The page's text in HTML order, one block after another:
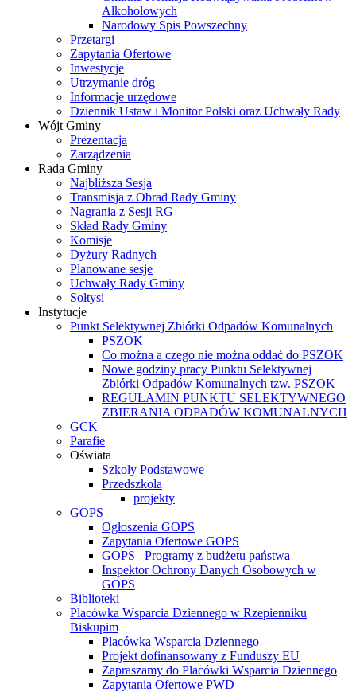
Alkoholowych
Narodowy Spis Powszechny
Przetargi
Zapytania Ofertowe
Inwestycje
Utrzymanie dróg
Informacje urzędowe
Dziennik Ustaw i Monitor Polski oraz Uchwały Rady
Wójt Gminy
Prezentacja
Zarządzenia
Rada Gminy
Najbliższa Sesja
Transmisja z Obrad Rady Gminy
Nagrania z Sesji RG
Skład Rady Gminy
Komisje
Dyżury Radnych
Planowane sesje
Uchwały Rady Gminy
Sołtysi
Instytucje
Punkt Selektywnej Zbiórki Odpadów Komunalnych
PSZOK
Co można a czego nie można oddać do PSZOK
Nowe godziny pracy Punktu Selektywnej
Zbiórki Odpadów Komunalnych tzw. PSZOK
REGULAMIN PUNKTU SELEKTYWNEGO
ZBIERANIA ODPADÓW KOMUNALNYCH
GCK
Parafie
Oświata
Szkoły Podstawowe
Przedszkola
projekty
GOPS
Ogłoszenia GOPS
Zapytania Ofertowe GOPS
GOPS_ Programy z budżetu państwa
Inspektor Ochrony Danych Osobowych w
GOPS
Biblioteki
Placówka Wsparcia Dziennego w Rzepienniku
Biskupim
Placówka Wsparcia Dziennego
Projekt dofinansowany z Funduszy EU
Zapraszamy do Placówki Wsparcia Dziennego
Zapytania Ofertowe PWD